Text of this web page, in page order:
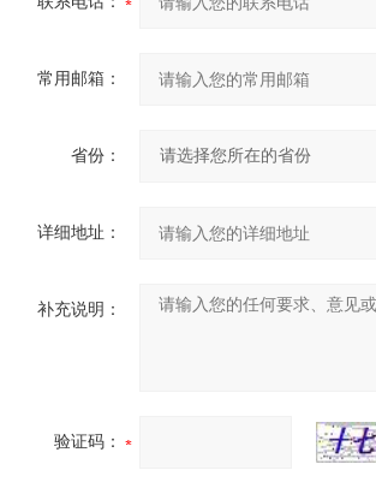
常用邮箱：
省份：
详细地址：
补充说明：
验证码：